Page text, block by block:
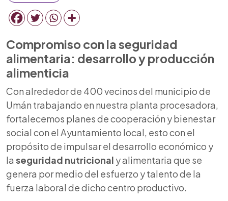
Compromiso con la seguridad
alimentaria: desarrollo y producción
alimenticia
Con alrededor de 400 vecinos del municipio de
Umán trabajando en nuestra planta procesadora,
fortalecemos planes de cooperación y bienestar
social con el Ayuntamiento local, esto con el
propósito de impulsar el desarrollo económico y
la seguridad nutricional y alimentaria que se
genera por medio del esfuerzo y talento de la
fuerza laboral de dicho centro productivo.